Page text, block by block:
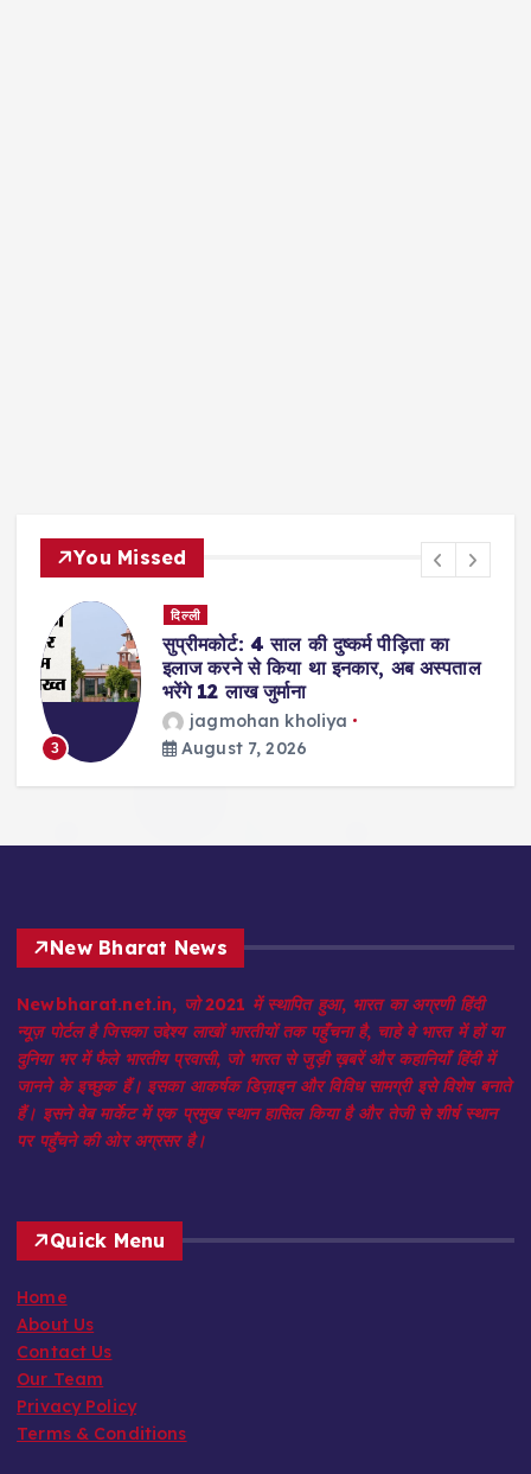
You Missed
3
दिल्ली
सुप्रीमकोर्ट: 4 साल की दुष्कर्म पीड़िता का
इलाज करने से किया था इनकार, अब अस्पताल
भरेंगे 12 लाख जुर्माना
jagmohan kholiya
August 7, 2026
New Bharat News
Newbharat.net.in, जो 2021 में स्थापित हुआ, भारत का अग्रणी हिंदी
न्यूज़ पोर्टल है जिसका उद्देश्य लाखों भारतीयों तक पहुँचना है, चाहे वे भारत में हों या
दुनिया भर में फैले भारतीय प्रवासी, जो भारत से जुड़ी ख़बरें और कहानियाँ हिंदी में
जानने के इच्छुक हैं। इसका आकर्षक डिज़ाइन और विविध सामग्री इसे विशेष बनाते
हैं। इसने वेब मार्केट में एक प्रमुख स्थान हासिल किया है और तेजी से शीर्ष स्थान
पर पहुँचने की ओर अग्रसर है।
Quick Menu
Home
About Us
Contact Us
Our Team
Privacy Policy
Terms & Conditions